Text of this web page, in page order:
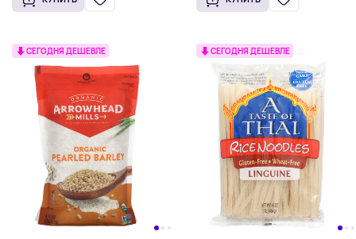
СЕГОДНЯ ДЕШЕВЛЕ СЕГОДНЯ ДЕШЕВЛЕ